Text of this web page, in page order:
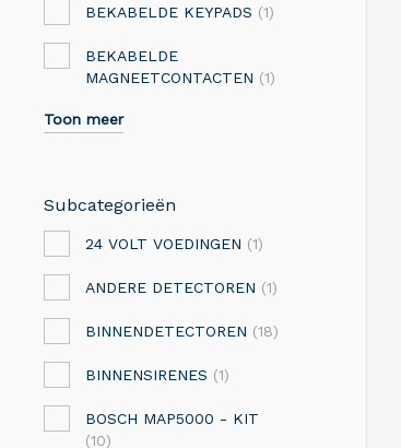
BEKABELDE KEYPADS (1)
BEKABELDE
MAGNEETCONTACTEN (1)
Toon meer
Subcategorieën
24 VOLT VOEDINGEN (1)
ANDERE DETECTOREN (1)
BINNENDETECTOREN (18)
BINNENSIRENES (1)
BOSCH MAP5000 - KIT
(10)